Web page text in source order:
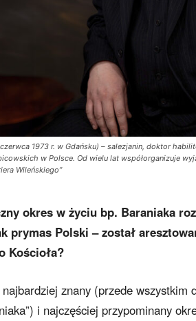
1973 r. w Gdańsku) – salezjanin, doktor
w Polsce. Od wielu lat współorganizuje
Wileńskiego”
okres w życiu bp. Baraniaka
prymas Polski – został
Kościoła?
znany (przede
i najczęściej przypominany